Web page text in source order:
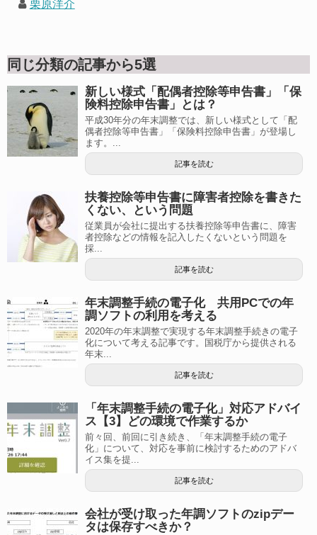
栗原洋介
同じ分類の記事から5選
新しい様式「配偶者控除等申告書」「保
険料控除申告書」とは？
平成30年分の年末調整では、新しい様式として「配
偶者控除等申告書」「保険料控除申告書」が登場し
ます。...
記事を読む
扶養控除等申告書に障害者控除を書きた
くない、という問題
従業員が会社に提出する扶養控除等申告書に、障害
者控除などの情報を記入したくないという問題を
採...
記事を読む
年末調整手続の電子化 共用PCでの年
調ソフトの利用を考える
2020年の年末調整で実現する年末調整手続きの電子
化について考える記事です。国税庁から提供される
年末...
記事を読む
「年末調整手続の電子化」対応アドバイ
ス【3】どの環境で作業するか
前々回、前回に引き続き、「年末調整手続の電子
化」について、対応を事前に検討するためのアドバ
イス集を提...
記事を読む
会社が受け取った年調ソフトのzipデー
タは保存すべきか？